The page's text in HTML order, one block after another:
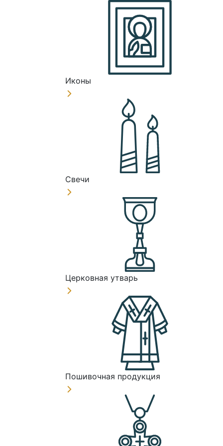
Иконы
Свечи
Церковная утварь
Пошивочная продукция